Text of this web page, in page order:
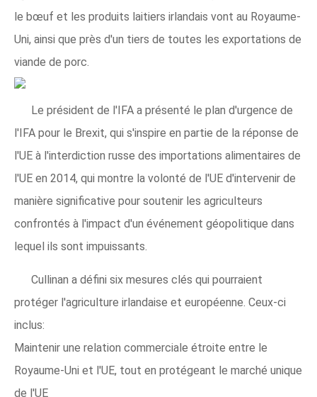
le bœuf et les produits laitiers irlandais vont au Royaume-
Uni, ainsi que près d'un tiers de toutes les exportations de
viande de porc.
Le président de l'IFA a présenté le plan d'urgence de
l'IFA pour le Brexit, qui s'inspire en partie de la réponse de
l'UE à l'interdiction russe des importations alimentaires de
l'UE en 2014, qui montre la volonté de l'UE d'intervenir de
manière significative pour soutenir les agriculteurs
confrontés à l'impact d'un événement géopolitique dans
lequel ils sont impuissants.
Cullinan a défini six mesures clés qui pourraient
protéger l'agriculture irlandaise et européenne. Ceux-ci
inclus:
Maintenir une relation commerciale étroite entre le
Royaume-Uni et l'UE, tout en protégeant le marché unique
de l'UE